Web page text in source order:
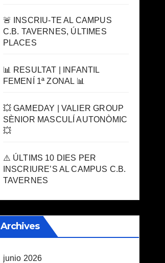
🚨 INSCRIU-TE AL CAMPUS
C.B. TAVERNES, ÚLTIMES
PLACES
📊 RESULTAT | INFANTIL
FEMENÍ 1ª ZONAL 📊
💥 GAMEDAY | VALIER GROUP
SÈNIOR MASCULÍ AUTONÒMIC
💥
⚠️ ÚLTIMS 10 DIES PER
INSCRIURE’S AL CAMPUS C.B.
TAVERNES
Archives
junio 2026